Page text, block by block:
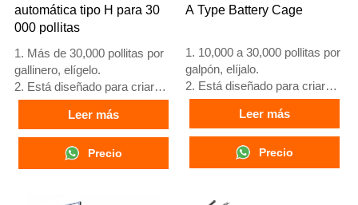
automática tipo H para 30
000 pollitas
1. Más de 30,000 pollitas por
gallinero, elígelo.
2. Está diseñado para criar
pollitas mayores de 1 día
hasta gallinas de 12 a 16
semanas que comienzan a
poner huevos.
3. Su vida útil es de más de
Leer más
Precio
A Type Battery Cage
1. 10,000 a 30,000 pollitas por
galpón, elíjalo.
2. Está diseñado para criar
pollitas mayores de 1 día
hasta gallinas de 12 a 16
semanas que comienzan a
poner huevos.
3. Su vida útil es de más de
Leer más
Precio